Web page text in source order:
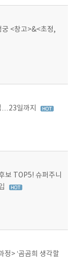
궁 <창고>&<초정,
…23일까지
보 TOP5! 슈퍼주니
정> ‘곰곰희 생각할